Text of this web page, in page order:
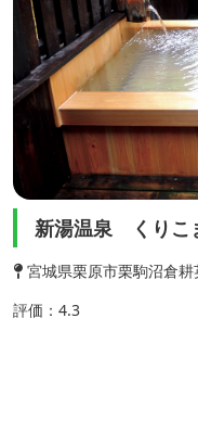
新湯温泉 くりこ
宮城県栗原市栗駒沼倉耕
評価：4.3